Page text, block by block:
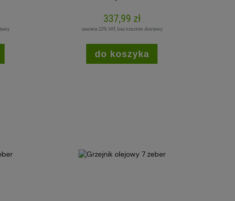
337,99 zł
zawiera 23% VAT, bez kosztów dostawy
do koszyka